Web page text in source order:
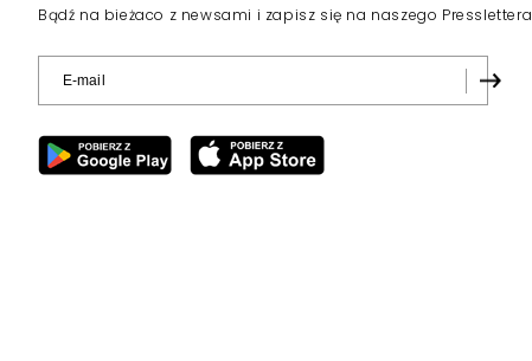
Bądź na bieżaco z newsami i zapisz się na naszego Presslettera